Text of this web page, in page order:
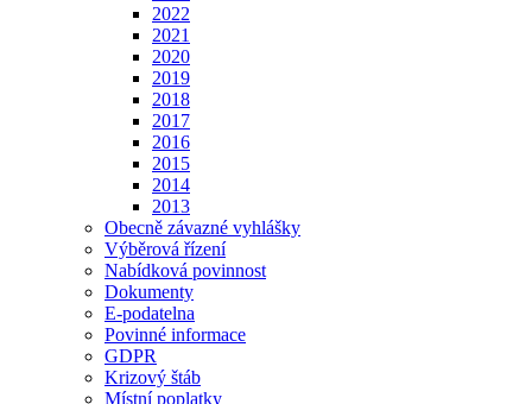
2022
2021
2020
2019
2018
2017
2016
2015
2014
2013
Obecně závazné vyhlášky
Výběrová řízení
Nabídková povinnost
Dokumenty
E-podatelna
Povinné informace
GDPR
Krizový štáb
Místní poplatky